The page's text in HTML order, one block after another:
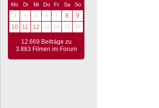
Mo Di Mi Do Fr Sa
So
3
4 5 6 7 8
9
10
11 12 13 14 15 16
12.669 Beiträge zu
3.883 Filmen im Forum